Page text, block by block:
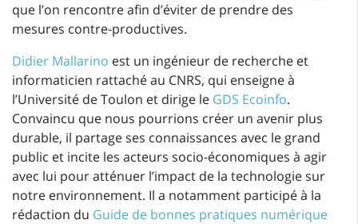
que l’on rencontre afin d’éviter de prendre des
mesures contre-productives.
Didier Mallarino est un ingénieur de recherche et
informaticien rattaché au CNRS, qui enseigne à
l’Université de Toulon et dirige le GDS Ecoinfo.
Convaincu que nous pourrions créer un avenir plus
durable, il partage ses connaissances avec le grand
public et incite les acteurs socio-économiques à agir
avec lui pour atténuer l’impact de la technologie sur
notre environnement. Il a notamment participé à la
rédaction du Guide de bonnes pratiques numérique